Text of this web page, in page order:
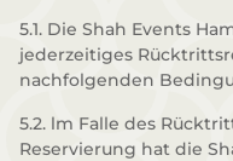
5.1. Die Shah Events
jederzeitiges
nachfolgenden
5.2. lm Falle des
Reservierung hat die